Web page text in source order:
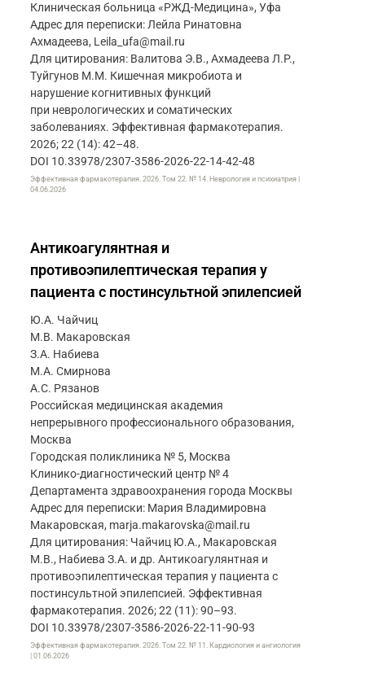
Клиническая больница «РЖД-Медицина», Уфа
Адрес для переписки: Лейла Ринатовна
Ахмадеева, Leila_ufa@mail.ru
Для цитирования: Валитова Э.В., Ахмадеева Л.Р.,
Туйгунов М.М. Кишечная микробиота и
нарушение когнитивных функций
при неврологических и соматических
заболеваниях. Эффективная фармакотерапия.
2026; 22 (14): 42–48.
DOI 10.33978/2307-3586-2026-22-14-42-48
Эффективная фармакотерапия. 2026. Том 22. № 14. Неврология и психиатрия |
04.06.2026
Антикоагулянтная и
противоэпилептическая терапия у
пациента с постинсультной эпилепсией
Ю.А. Чайчиц
М.В. Макаровская
З.А. Набиева
М.А. Смирнова
А.С. Рязанов
Российская медицинская академия
непрерывного профессионального образования,
Москва
Городская поликлиника № 5, Москва
Клинико-диагностический центр № 4
Департамента здравоохранения города Москвы
Адрес для переписки: Мария Владимировна
Макаровская, marja.makarovska@mail.ru
Для цитирования: Чайчиц Ю.А., Макаровская
М.В., Набиева З.А. и др. Антикоагулянтная и
противоэпилептическая терапия у пациента с
постинсультной эпилепсией. Эффективная
фармакотерапия. 2026; 22 (11): 90–93.
DOI 10.33978/2307-3586-2026-22-11-90-93
Эффективная фармакотерапия. 2026. Том 22. № 11. Кардиология и ангиология
| 01.06.2026